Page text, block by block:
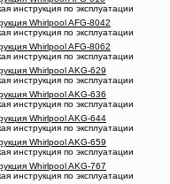
инструкция по эксплуатации
Whirlpool AFG-8042
инструкция по эксплуатации
Whirlpool AFG-8062
инструкция по эксплуатации
Whirlpool AKG-629
инструкция по эксплуатации
Whirlpool AKG-636
инструкция по эксплуатации
Whirlpool AKG-644
инструкция по эксплуатации
Whirlpool AKG-659
инструкция по эксплуатации
Whirlpool AKG-767
инструкция по эксплуатации